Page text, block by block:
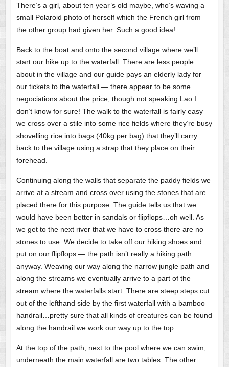
There’s a girl, about ten year’s old maybe, who’s waving a
small Polaroid photo of herself which the French girl from
the other group had given her. Such a good idea!
Back to the boat and onto the second village where we’ll
start our hike up to the waterfall. There are less people
about in the village and our guide pays an elderly lady for
our tickets to the waterfall — there appear to be some
negociations about the price, though not speaking Lao I
don’t know for sure! The walk to the waterfall is fairly easy
we cross over a stile into some rice fields where they’re busy
shovelling rice into bags (40kg per bag) that they’ll carry
back to the village using a strap that they place on their
forehead.
Continuing along the walls that separate the paddy fields we
arrive at a stream and cross over using the stones that are
placed there for this purpose. The guide tells us that we
would have been better in sandals or flipflops…oh well. As
we get to the next river that we have to cross there are no
stones to use. We decide to take off our hiking shoes and
put on our flipflops — the path isn’t really a hiking path
anyway. Weaving our way along the narrow jungle path and
along the streams we eventually arrive to a part of the
stream where the waterfalls start. There are steep steps cut
out of the lefthand side by the first waterfall with a bamboo
handrail…pretty sure that all kinds of creatures can be found
along the handrail we work our way up to the top.
At the top of the path, next to the pool where we can swim,
underneath the main waterfall are two tables. The other